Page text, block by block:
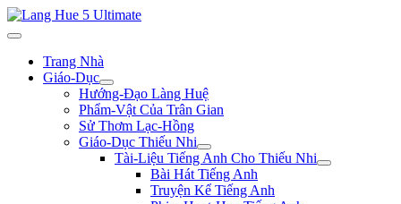
Trang Nhà
Giáo-Dục
Hướng-Đạo Làng Huệ
Phẩm-Vật Của Trân Gian
Sử Thơm Lạc-Hồng
Giáo-Dục Thiếu Nhi
Tài-Liệu Tiếng Anh Cho Thiếu Nhi
Bài Hát Tiếng Anh
Truyện Kể Tiếng Anh